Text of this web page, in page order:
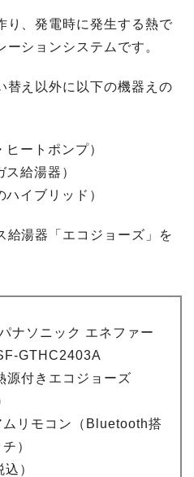
り、発電時に発生する熱で
ションシステムです。
替え以外に以下の機器えの
ヒートポンプ）
給湯器）
ハイブリッド）
給湯器「エコジョーズ」を
ナソニック エネファー
GTHC2403A
源付きエコジョーズ
リモコン（Bluetooth搭
）
）